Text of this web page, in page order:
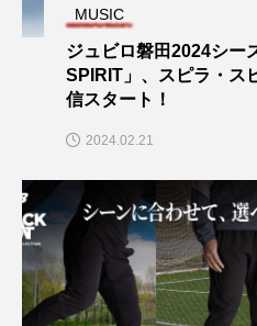
MUSIC
ジュビロ磐田2024シー
SPIRIT」、スピラ・ス
信スタート！
2024.02.21